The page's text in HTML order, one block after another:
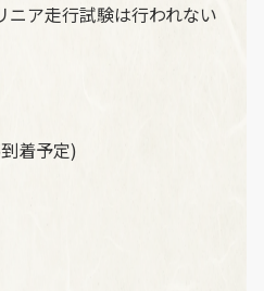
ア走行試験は行われない
着予定)